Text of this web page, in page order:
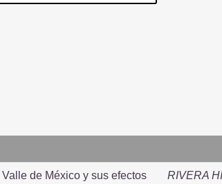
de México y sus efectos
RIVERA